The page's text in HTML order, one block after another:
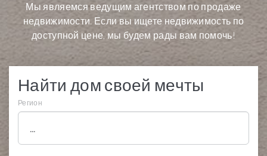
Мы являемся ведущим агентством по продаже
недвижимости. Если вы ищете недвижимость по
доступной цене, мы будем рады вам помочь!
Найти дом своей мечты
Регион